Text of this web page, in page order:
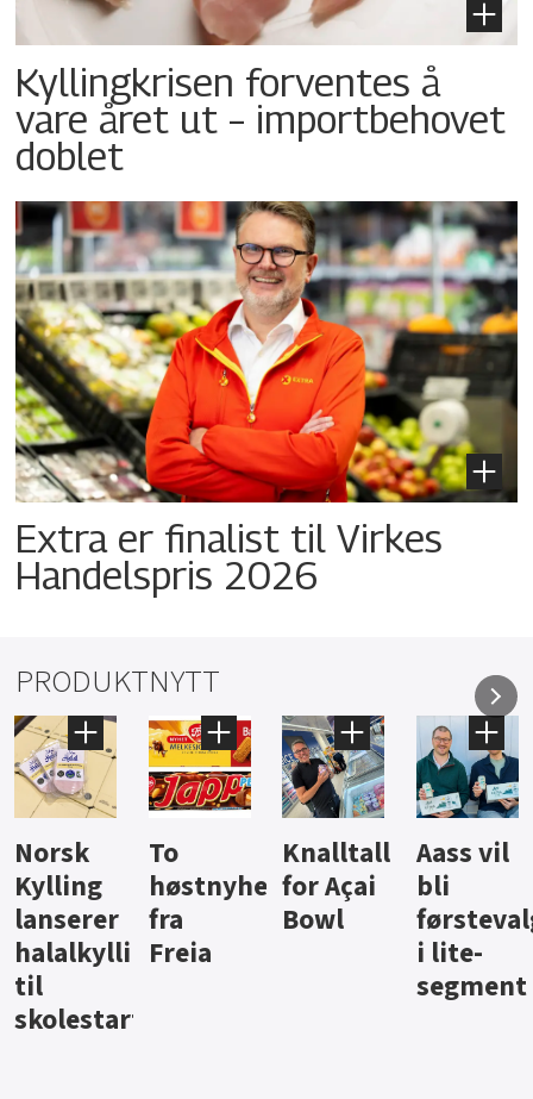
Kyllingkrisen forventes å
vare året ut – importbehovet
doblet
Extra er finalist til Virkes
Handelspris 2026
PRODUKTNYTT
Knalltall
for Açai
Bowl
Aass vil
bli
førstevalg
i lite-
Brus og
jus fra
Berentsen
Hard
iste fra
Hansa